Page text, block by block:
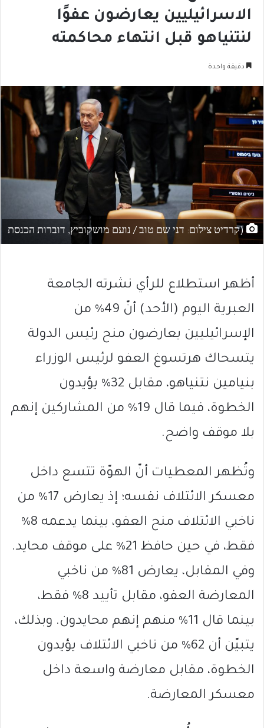
الاسرائيليين يعارضون عفوًا
لنتنياهو قبل انتهاء محاكمته
دقيقة واحدة
(קרדיט צילום: דני שם טוב / נועם מושקוביץ, דוברות הכנסת
أظهر استطلاع للرأي نشرته الجامعة
العبرية اليوم (الأحد) أنّ 49% من
الإسرائيليين يعارضون منح رئيس الدولة
يتسحاك هرتسوغ العفو لرئيس الوزراء
بنيامين نتنياهو، مقابل 32% يؤيدون
الخطوة، فيما قال 19% من المشاركين إنهم
بلا موقف واضح.
وتُظهر المعطيات أنّ الهوّة تتسع داخل
معسكر الائتلاف نفسه؛ إذ يعارض 17% من
ناخبي الائتلاف منح العفو، بينما يدعمه 8%
فقط، في حين حافظ 21% على موقف محايد.
وفي المقابل، يعارض 81% من ناخبي
المعارضة العفو، مقابل تأييد 8% فقط،
بينما قال 11% منهم إنهم محايدون. وبذلك،
يتبيّن أن 62% من ناخبي الائتلاف يؤيدون
الخطوة، مقابل معارضة واسعة داخل
معسكر المعارضة.